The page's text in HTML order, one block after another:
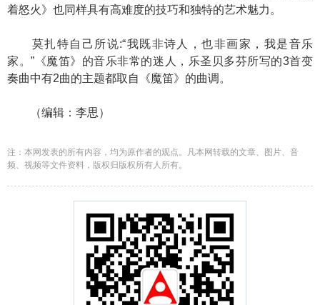
着怒火》也同样具有高难度的技巧和独特的艺术魅力。
莫扎特自己所说:“我既非诗人，也非画家，我是音乐
家。”《魔笛》的音乐非常的迷人，乐圣贝多芬所写的3首变
奏曲中有2曲的主题都取自《魔笛》的曲调。
（编辑：李思）
注：本网发表的所有内容，均为原作者的观点。凡本网转载的文章、图片、音
频、视频等文件资料，版权归版权所有人所有。